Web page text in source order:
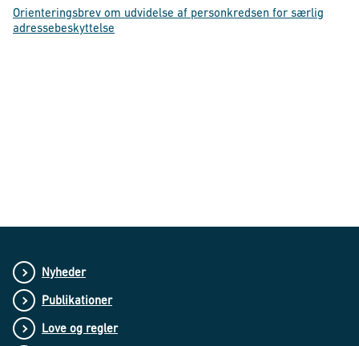
Orienteringsbrev om udvidelse af personkredsen for særlig
adressebeskyttelse
Nyheder
Publikationer
Love og regler